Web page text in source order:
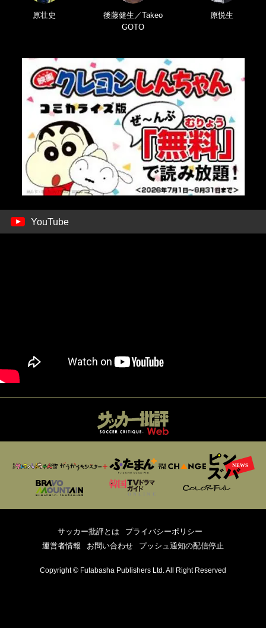
原壮史
後藤健生／Takeo
GOTO
原悦生
YouTube
サッカー批評とは
プライバシーポリシー
運営者情報
お問い合わせ プッシュ通知の配信停止
Copyright © Futabasha Publishers Ltd. All Right Reserved